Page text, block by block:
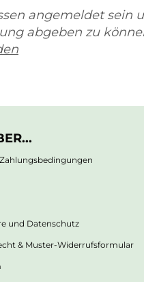
angemeldet sein
abgeben zu
und Datenschutz
& Muster-Widerrufsformular